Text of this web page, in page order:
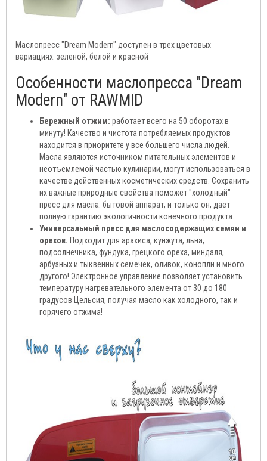
Маслопресс "Dream Modern" доступен в трех цветовых
вариациях: зеленой, белой и красной
Особенности маслопресса "Dream
Modern" от RAWMID
Бережный отжим: работает всего на 50 оборотах в
минуту! Качество и чистота потребляемых продуктов
находится в приоритете у все большего числа людей.
Масла являются источником питательных элементов и
неотъемлемой частью кулинарии, могут использоваться в
качестве действенных косметических средств. Сохранить
их важные природные свойства поможет "холодный"
пресс для масла: бытовой аппарат, и только он, дает
полную гарантию экологичности конечного продукта.
Универсальный пресс для маслосодержащих семян и
орехов. Подходит для арахиса, кунжута, льна,
подсолнечника, фундука, грецкого ореха, миндаля,
арбузных и тыквенных семечек, оливок, конопли и много
другого! Электронное управление позволяет установить
температуру нагревательного элемента от 30 до 180
градусов Цельсия, получая масло как холодного, так и
горячего отжима!